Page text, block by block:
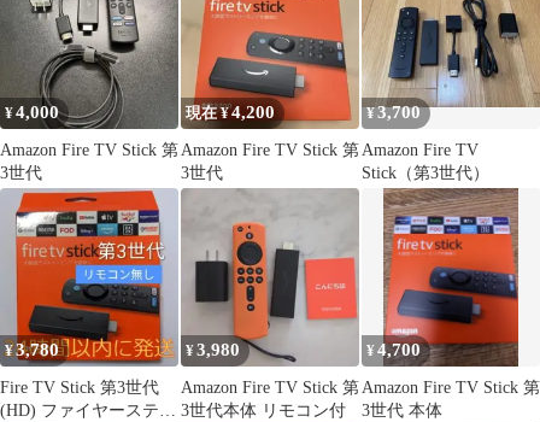
¥4,000
Amazon Fire TV Stick 第
3世代
現在 ¥4,200
Amazon Fire TV Stick 第
3世代
¥3,700
Amazon Fire TV
Stick（第3世代）
¥3,780
Fire TV Stick 第3世代
(HD) ファイヤースティ
¥3,980
Amazon Fire TV Stick 第
3世代本体 リモコン付
¥4,700
Amazon Fire TV Stick 第
3世代 本体